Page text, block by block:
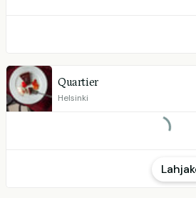
Quartier
Helsinki